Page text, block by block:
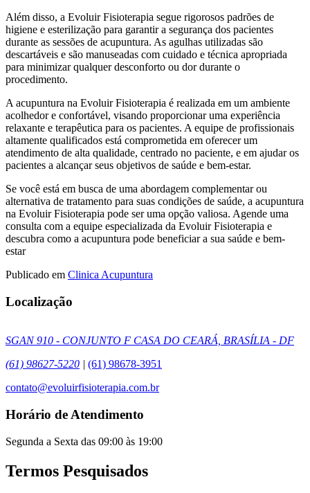
Além disso, a Evoluir Fisioterapia segue rigorosos padrões de
higiene e esterilização para garantir a segurança dos pacientes
durante as sessões de acupuntura. As agulhas utilizadas são
descartáveis e são manuseadas com cuidado e técnica apropriada
para minimizar qualquer desconforto ou dor durante o
procedimento.
A acupuntura na Evoluir Fisioterapia é realizada em um ambiente
acolhedor e confortável, visando proporcionar uma experiência
relaxante e terapêutica para os pacientes. A equipe de profissionais
altamente qualificados está comprometida em oferecer um
atendimento de alta qualidade, centrado no paciente, e em ajudar os
pacientes a alcançar seus objetivos de saúde e bem-estar.
Se você está em busca de uma abordagem complementar ou
alternativa de tratamento para suas condições de saúde, a acupuntura
na Evoluir Fisioterapia pode ser uma opção valiosa. Agende uma
consulta com a equipe especializada da Evoluir Fisioterapia e
descubra como a acupuntura pode beneficiar a sua saúde e bem-
estar
Publicado em Clinica Acupuntura
Localização
SGAN 910 - CONJUNTO F CASA DO CEARÁ, BRASÍLIA - DF
(61) 98627-5220 | (61) 98678-3951
contato@evoluirfisioterapia.com.br
Horário de Atendimento
Segunda a Sexta das 09:00 às 19:00
Termos Pesquisados